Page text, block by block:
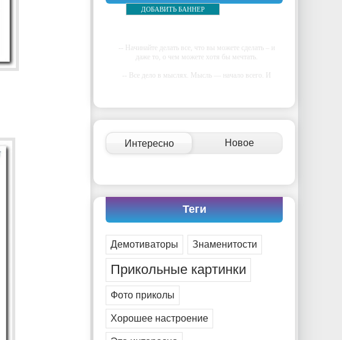
ДОБАВИТЬ БАННЕР
-- Начинайте делать все, что вы можете сделать – и
даже то, о чем можете хотя бы мечтать.
-- Все дело в мыслях. Мысль — начало всего. И
той жизнью, которую вы сами себе придумали.
-- Самое большое богатство — это ум. Самая большая
нищета — глупость. Из всех страхов самый пугающий
пропустить его мимо ушей. Он никогда не бывает
-- Люблю давать советы и очень не люблю, когда их
дают мне.
Интересно Новое
Теги
Демотиваторы Знаменитости
Прикольные картинки
Фото приколы
Хорошее настроение